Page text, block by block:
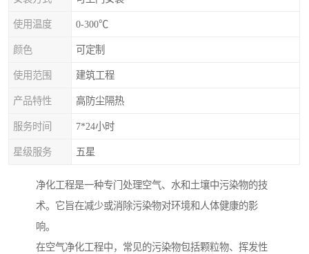
使用温度 0-300℃
颜色 可定制
使用范围 建筑工程
产品特性 高防尘隔热
服务时间 7*24小时
星级服务 五星
净化工程是一种专门处理空气、水和土壤中污染物的技
术。它旨在减少或消除污染物对环境和人体健康的影
响。
在空气净化工程中，常见的污染物包括颗粒物、挥发性